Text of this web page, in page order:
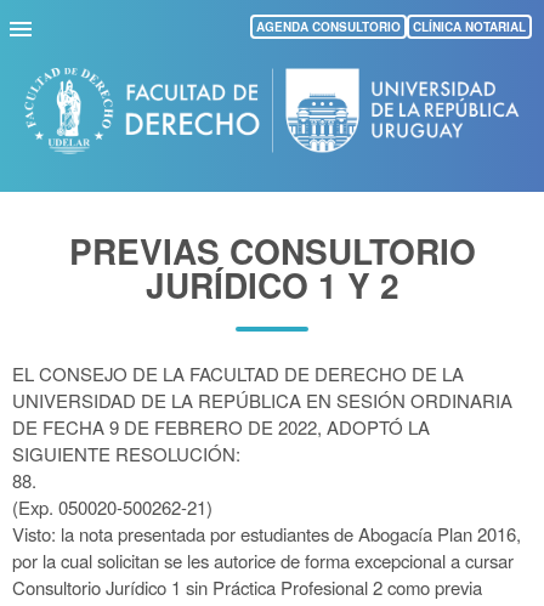
Pasar
al
contenido
principal
AGENDA CONSULTORIO CLÍNICA NOTARIAL
PREVIAS CONSULTORIO
JURÍDICO 1 Y 2
EL CONSEJO DE LA FACULTAD DE DERECHO DE LA
UNIVERSIDAD DE LA REPÚBLICA EN SESIÓN ORDINARIA
DE FECHA 9 DE FEBRERO DE 2022, ADOPTÓ LA
SIGUIENTE RESOLUCIÓN:
88.
(Exp. 050020-500262-21)
Visto: la nota presentada por estudiantes de Abogacía Plan 2016,
por la cual solicitan se les autoricede forma excepcional a cursar
Consultorio Jurídico 1 sin Práctica Profesional 2 como previa